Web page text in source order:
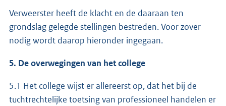
Verweerster heeft de klacht en de daaraan ten
grondslag gelegde stellingen bestreden. Voor zover
nodig wordt daarop hieronder ingegaan.
5. De overwegingen van het college
5.1 Het college wijst er allereerst op, dat het bij de
tuchtrechtelijke toetsing van professioneel handelen er